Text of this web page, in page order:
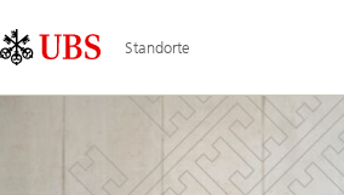
Links
Area
Standorte